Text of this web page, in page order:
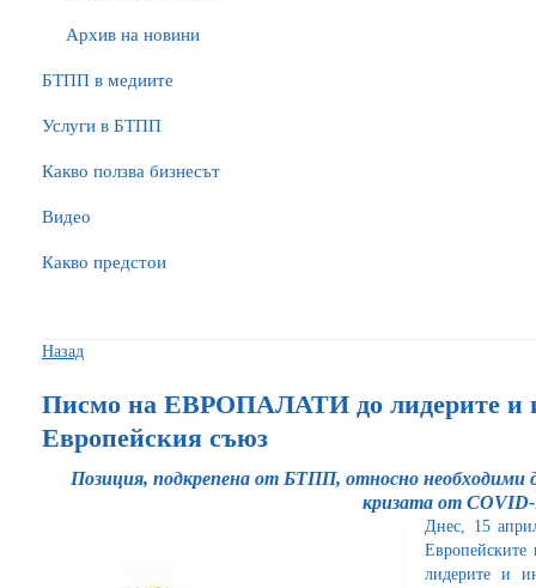
Архив на новини
БTПП в медиите
Услуги в БТПП
Какво ползва бизнесът
Видео
Какво предстои
Назад
Писмо на ЕВРОПАЛАТИ до лидерите и
Европейския съюз
Позиция, подкрепена от БТПП, относно необходими
кризата от
Днес, 15
лидерите и